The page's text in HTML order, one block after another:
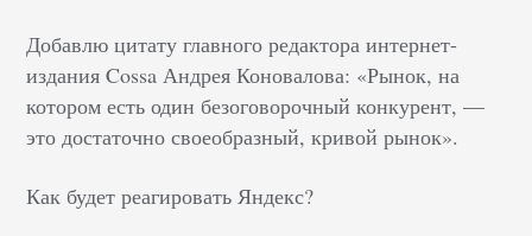
Добавлю цитату главного редактора интернет-
издания Cossa Андрея Коновалова: «Рынок, на
котором есть один безоговорочный конкурент, —
это достаточно своеобразный, кривой рынок».
Как будет реагировать Яндекс?